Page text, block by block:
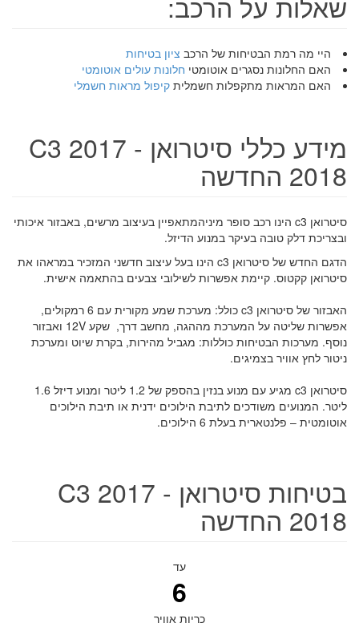
היי מה רמת הבטיחות של הרכב ציון בטיחות
האם החלונות נסגרים אוטומטי חלונות עולים אוטומטי
האם המראות מתקפלות חשמלית קיפול מראות חשמלי
מידע כללי סיטרואן C3 2017 -
2018 החדשה
סיטרואן c3 הינו רכב סופר מיני
המתאפיין בעיצוב מרשים, באבזור איכותי
ובצריכת דלק טובה בעיקר במנוע הדיזל.
הדגם החדש של סיטרואן c3 הינו בעל עיצוב חדשני המזכיר במראהו את
סיטרואן קקטוס. קיימת אפשרות לשילובי צבעים בהתאמה אישית.
האבזור של סיטרואן c3 כולל: מערכת שמע מקורית עם 6 רמקולים,
אפשרות שליטה על המערכת מההגה, מחשב דרך, שקע 12V ואבזור
נוסף. מערכות הבטיחות כוללות: מגביל מהירות, בקרת שיוט ומערכת
ניטור לחץ אוויר בצמיגים.
סיטרואן c3 מגיע עם מנוע בנזין בהספק של 1.2 ליטר ומנוע דיזל 1.6
ליטר. המנועים משודכים לתיבת הילוכים ידנית או תיבת הילוכים
אוטומטית – פלנטארית בעלת 6 הילוכים.
בטיחות סיטרואן C3 2017 -
2018 החדשה
עד
6
כריות אוויר